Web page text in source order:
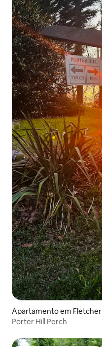
Apartamento em Fletcher
Porter Hill Perch